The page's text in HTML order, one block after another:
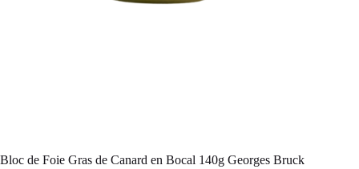
Bloc de Foie Gras de Canard en Bocal 140g Georges Bruck